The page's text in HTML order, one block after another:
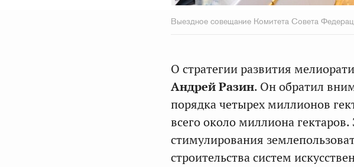
Выездное совещание Комитета Совета
О стратегии развития
Андрей Разин. Он обратил
порядка четырех миллионов
всего около миллиона
стимулирования
строительства систем